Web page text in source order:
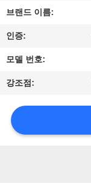
공
장
여
브랜드 이름:
인증:
모델 번호:
강조점: